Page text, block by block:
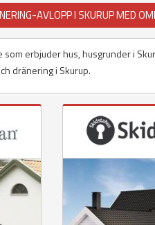
AVLOPP I SKURUP MED
erbjuder hus, husgrunder i
dränering i Skurup.